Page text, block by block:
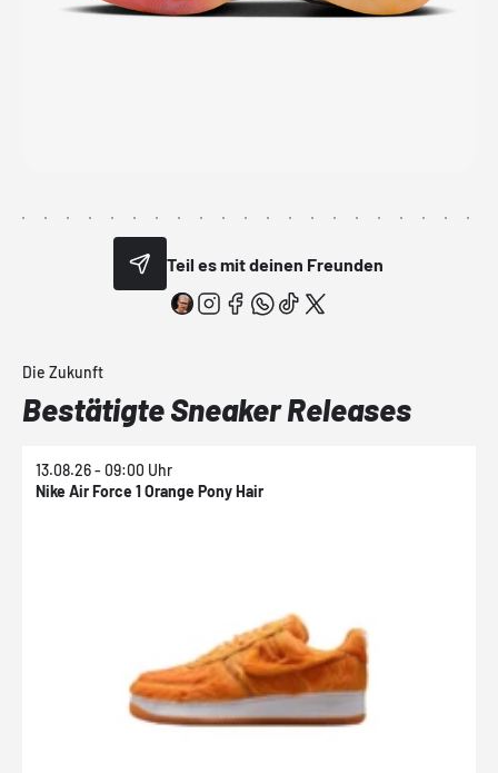
Teil es mit deinen Freunden
Die Zukunft
Bestätigte Sneaker Releases
13.08.26 - 09:00 Uhr
Nike Air Force 1 Orange Pony Hair